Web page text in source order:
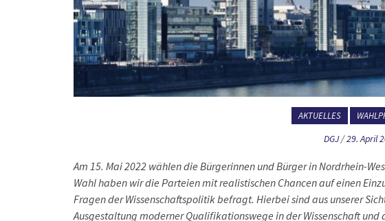
AKTUELLES
DGJ/29. April
Am 15. Mai 2022 wählen die Bürgerinnen und Bürger in Nordrhein-
Wahl haben wir die Parteien mit realistischen Chancen auf einen
Fragen der Wissenschaftspolitik befragt. Hierbei sind aus unserer
Ausgestaltung moderner Qualifikationswege in der Wissenschaft